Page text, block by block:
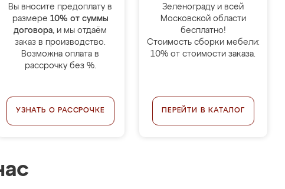
Вы вносите предоплату в
размере 10% от суммы
договора, и мы отдаём
заказ в производство.
Возможна оплата в
рассрочку без %.
УЗНАТЬ О РАССРОЧКЕ
Зеленограду и всей
Московской области
бесплатно!
Стоимость сборки мебели:
10% от стоимости заказа.
ПЕРЕЙТИ В КАТАЛОГ